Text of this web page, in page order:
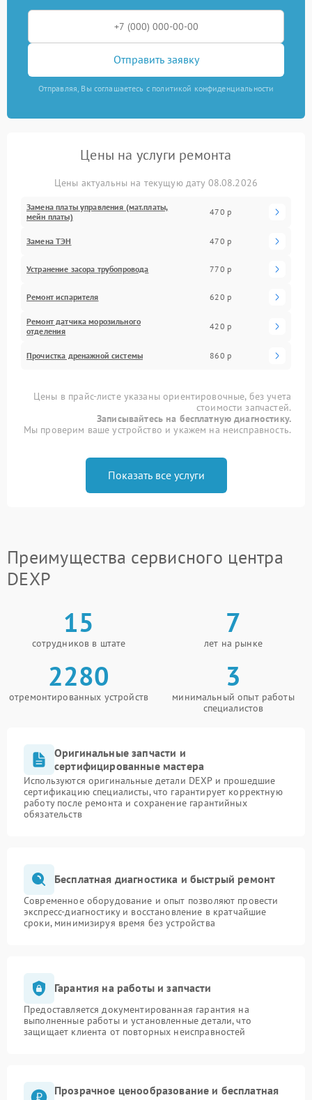
Отправить заявку
Отправляя, Вы соглашаетесь с политикой конфиденциальности
Цены на услуги ремонта
Цены актуальны на текущую дату 08.08.2026
Замена платы управления (мат.платы,
мейн платы)
470 р
Замена ТЭН 470 р
Устранение засора трубопровода 770 р
Ремонт испарителя 620 р
Ремонт датчика морозильного
отделения
420 р
Прочистка дренажной системы 860 р
Цены в прайс-листе указаны ориентировочные, без учета
стоимости запчастей.
Записывайтесь на бесплатную диагностику.
Мы проверим ваше устройство и укажем на неисправность.
Показать все услуги
Преимущества сервисного центра
DEXP
15
сотрудников в штате
7
лет на рынке
2280
отремонтированных устройств
3
минимальный опыт работы
специалистов
Оригинальные запчасти и
сертифицированные мастера
Используются оригинальные детали DEXP и прошедшие
сертификацию специалисты, что гарантирует корректную
работу после ремонта и сохранение гарантийных
обязательств
Бесплатная диагностика и быстрый ремонт
Современное оборудование и опыт позволяют провести
экспресс-диагностику и восстановление в кратчайшие
сроки, минимизируя время без устройства
Гарантия на работы и запчасти
Предоставляется документированная гарантия на
выполненные работы и установленные детали, что
защищает клиента от повторных неисправностей
Прозрачное ценообразование и бесплатная